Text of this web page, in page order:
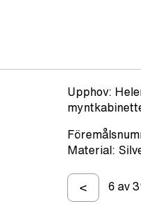
Upphov:
Material:
< 6 av